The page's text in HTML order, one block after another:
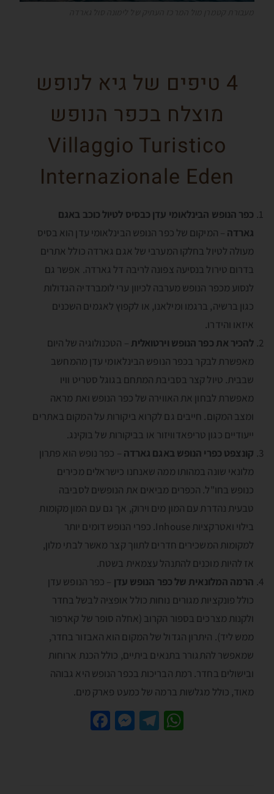
4 טיפים של גיא לנופש
מוצלח בכפר הנופש
Villaggio Turistico
Internazionale Eden
כפר הנופש הבינלאומי עדן כבסיס לטיול כוכב באגם
גארדה – המיקום של כפר הנופש הבינלאומי עדן הוא בסיס
מעולה לטיול בחלקו המערבי של אגם גארדה כולל אתרים
בדרום טירול בנסיעה צפונה לריבה דל גארדה. אפשר גם
לנסוע מכפר הנופש מערבה לכיוון ערי לומברדיה הגדולות
כגון ברשיה, ברגמו ומילאנו, או לקפוץ לאגמים השכנים
איזאו והידרו.
להכיר את כפר הנופש וירטואלית – הטכנולוגיה של היום
מאפשרת לבקר בכפר הנופש הבינלאומי עדן מהמחשב
שבבית. טיול קצר בסביבת המתחם בגוגל סטריט וויו
מאפשרת לבחון את האווירה של כפר הנופש ואת מראה
ומצב המקום. חייבים גם לקרוא ביקורות על המקום באתרים
ייעודיים כגון טריפאדוויזור או בביקורות של בוקינג.
קונצפט כפרי הנופש באגם גארדה – כפר נופש הוא פתרון
מלונאי שונה במהותו ממה שאנחנו כישראלים מכירים
כנופש בחו"ל. הכפרים מביאים את הנופשים לסביבה
טבעית נהדרת עם המון מים וירוק, אך גם עם המון מקומות
בילוי ואטרקציות Inhouse. כפרי הנופש דומים יותר
למקומות המשכירים חדרים לתווך קצר מאשר לבתי מלון,
אז להיות מוכנים להתנהל עצמאית בשטח.
הרמה המלונאית של כפר הנופש עדן – כפר הנופש עדן
כולל פונקציות מגורים נוחות כולל אופציה לבשל בחדר
ולקנות מצרכים בספור הקרוב (אחלה סופר של קארפור
ממש ליד). היתרון הגדול של המקום הוא האבזור בחדר,
שמאפשר להתגורר בתנאים ביתיים, כולל הכנת ארוחות
ובישולים בחדר. רמת הבריכות בכפר הנופש היא גבוהה
מאוד, כולל מגלשות ברמה של כמעט פארק מים.
W
Te
M